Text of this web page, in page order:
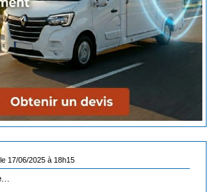
17/06/2025 à 18h15